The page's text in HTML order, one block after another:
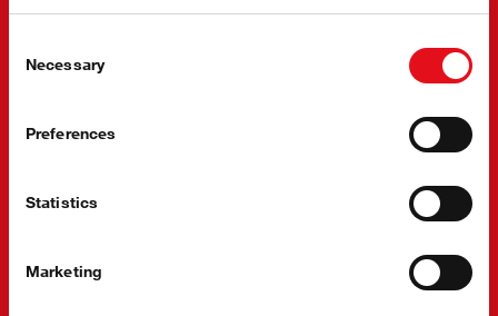
Selection
Necessary
Preferences
Statistics
Marketing
Můžete si vybrat ze tří různých možností:
příležitostí a nabídku oprav jednotlivých komponentů
Sada rozvodového řemene s vodním čerpadlem - naše
všechny ostatní potřebné díly - vše v jedné krabici